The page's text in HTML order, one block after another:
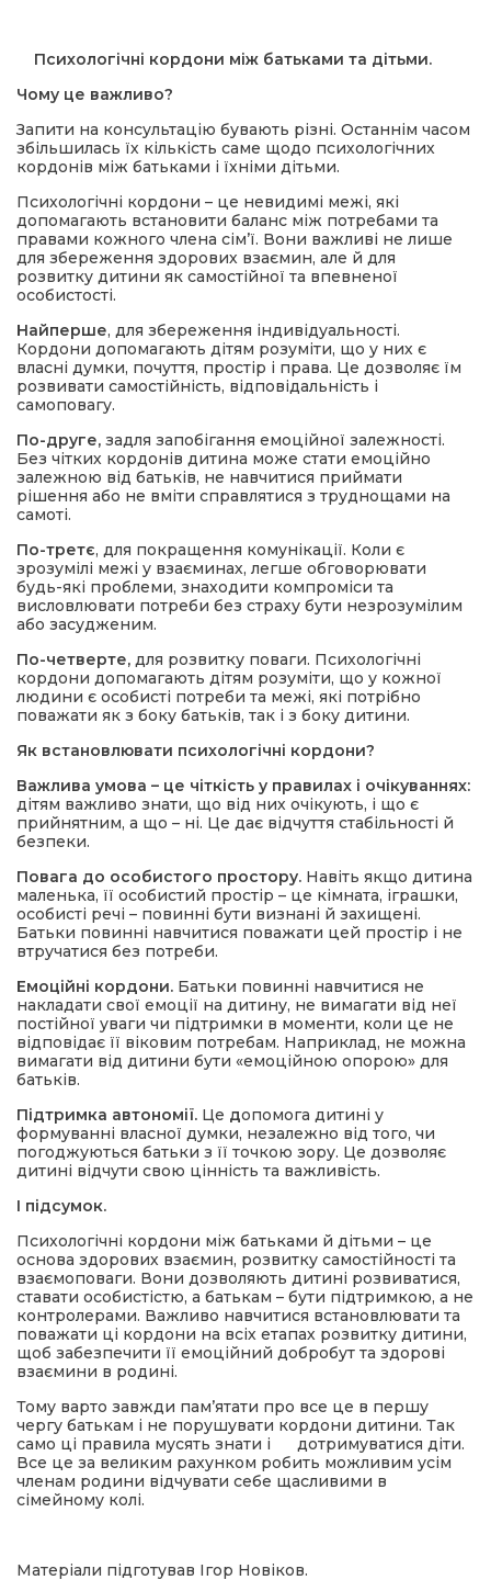
Психологічні кордони між батьками та дітьми.
Чому це важливо?
Запити на консультацію бувають різні. Останнім часом
збільшилась їх кількість саме щодо психологічних
кордонів між батьками і їхніми дітьми.
Психологічні кордони – це невидимі межі, які
допомагають встановити баланс між потребами та
правами кожного члена сім’ї. Вони важливі не лише
для збереження здорових взаємин, але й для
розвитку дитини як самостійної та впевненої
особистості.
Найперше, для збереження індивідуальності.
Кордони допомагають дітям розуміти, що у них є
власні думки, почуття, простір і права. Це дозволяє їм
розвивати самостійність, відповідальність і
самоповагу.
По-друге, задля запобігання емоційної залежності.
Без чітких кордонів дитина може стати емоційно
залежною від батьків, не навчитися приймати
рішення або не вміти справлятися з труднощами на
самоті.
По-третє, для покращення комунікації. Коли є
зрозумілі межі у взаєминах, легше обговорювати
будь-які проблеми, знаходити компроміси та
висловлювати потреби без страху бути незрозумілим
або засудженим.
По-четверте, для розвитку поваги. Психологічні
кордони допомагають дітям розуміти, що у кожної
людини є особисті потреби та межі, які потрібно
поважати як з боку батьків, так і з боку дитини.
Як встановлювати психологічні кордони?
Важлива умова – це чіткість у правилах і очікуваннях:
дітям важливо знати, що від них очікують, і що є
прийнятним, а що – ні. Це дає відчуття стабільності й
безпеки.
Повага до особистого простору. Навіть якщо дитина
маленька, її особистий простір – це кімната, іграшки,
особисті речі – повинні бути визнані й захищені.
Батьки повинні навчитися поважати цей простір і не
втручатися без потреби.
Емоційні кордони. Батьки повинні навчитися не
накладати свої емоції на дитину, не вимагати від неї
постійної уваги чи підтримки в моменти, коли це не
відповідає її віковим потребам. Наприклад, не можна
вимагати від дитини бути «емоційною опорою» для
батьків.
Підтримка автономії. Це допомога дитині у
формуванні власної думки, незалежно від того, чи
погоджуються батьки з її точкою зору. Це дозволяє
дитині відчути свою цінність та важливість.
І підсумок.
Психологічні кордони між батьками й дітьми – це
основа здорових взаємин, розвитку самостійності та
взаємоповаги. Вони дозволяють дитині розвиватися,
ставати особистістю, а батькам – бути підтримкою, а не
контролерами. Важливо навчитися встановлювати та
поважати ці кордони на всіх етапах розвитку дитини,
щоб забезпечити її емоційний добробут та здорові
взаємини в родині.
Тому варто завжди пам’ятати про все це в першу
чергу батькам і не порушувати кордони дитини. Так
само ці правила мусять знати і дотримуватися діти.
Все це за великим рахунком робить можливим усім
членам родини відчувати себе щасливими в
сімейному колі.
Матеріали підготував Ігор Новіков.